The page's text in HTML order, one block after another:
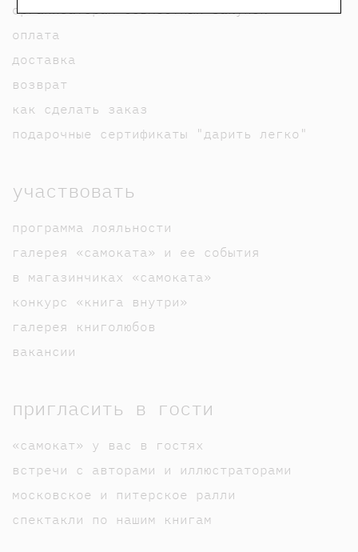
организаторам совместных закупок
оплата
доставка
возврат
как сделать заказ
подарочные сертификаты "дарить легко"
участвовать
программа лояльности
галерея «самоката» и ее события
в магазинчиках «самоката»
конкурс «книга внутри»
галерея книголюбов
вакансии
пригласить в гости
«самокат» у вас в гостях
встречи с авторами и иллюстраторами
московское и питерское ралли
спектакли по нашим книгам